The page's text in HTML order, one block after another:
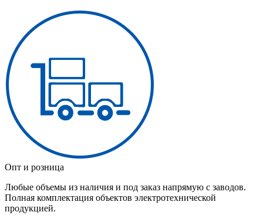
Опт и розница
Любые объемы из наличия и под заказ напрямую с заводов.
Полная комплектация объектов электротехнической
продукцией.